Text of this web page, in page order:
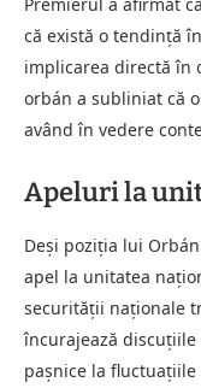
Premierul a afirmat
că există o tendință
implicarea directă în
orbán a subliniat că
având în vedere
Apeluri la
Deși poziția lui
apel la unitatea
securității naționale
încurajează
pașnice la